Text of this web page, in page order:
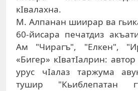
кIвалахна.
М. Алпанан шиирар ва
60-йисара печатдиз
Ам "Чирагъ", "Елкен",
«Бигер» кIватIалрин:
урус чIалаз таржума
тушир "Кьиблепатан